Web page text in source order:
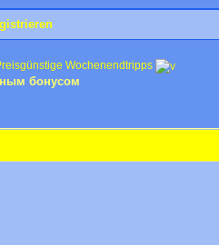
Wochenendtripps
бонусом